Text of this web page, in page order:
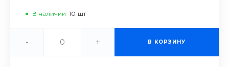
В наличии 10 шт
- + В КОРЗИНУ